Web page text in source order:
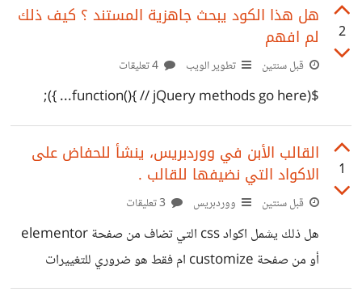
يهودي وبالتالي خسارة له .. الي هم احسن منك ما سووها . ولله
اعلم كم من التقنيات الخاصة بالاكواد هي داعمة للاحتلال . ولما
تبني الموقع بطريقة ما فكن متيقن بأن صاحب الموقع سيضع
اعلانات عليه وبالتالي دعم للأحتلال . # لا تعطه الخمر و تحذره
2
هل هذا الكود يبحث جاهزية المستند ؟ كيف ذلك
لم افهم
قبل سنتين تطوير الويب
$(function(){ // jQuery methods go here... });
1
القالب الأبن في ووردبريس، ينشأ للحفاض على
الاكواد التي نضيفها للقالب .
قبل سنتين ووردبريس
هل ذلك يشمل اكواد css التي تضاف من صفحة elementor
أو من صفحة customize ام فقط هو ضروري للتغييرات
الجذرية في ال source code ؟